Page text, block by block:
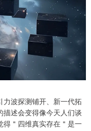
波探测铺开、新一代拓
述会变得像今天人们谈
得＂四维真实存在＂是一